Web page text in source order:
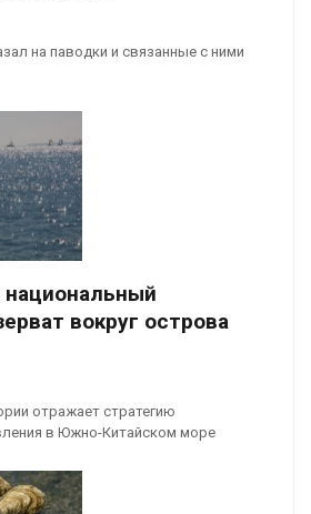
на паводки и связанные с ними
национальный
вокруг острова
отражает стратегию
в Южно-Китайском море